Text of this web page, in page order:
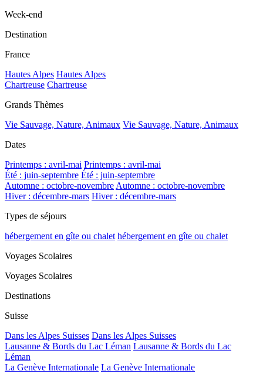
Week-end
Destination
France
Hautes Alpes Hautes Alpes
Chartreuse Chartreuse
Grands Thèmes
Vie Sauvage, Nature, Animaux Vie Sauvage, Nature, Animaux
Dates
Printemps : avril-mai Printemps : avril-mai
Été : juin-septembre Été : juin-septembre
Automne : octobre-novembre Automne : octobre-novembre
Hiver : décembre-mars Hiver : décembre-mars
Types de séjours
hébergement en gîte ou chalet hébergement en gîte ou chalet
Voyages Scolaires
Voyages Scolaires
Destinations
Suisse
Dans les Alpes Suisses Dans les Alpes Suisses
Lausanne & Bords du Lac Léman Lausanne & Bords du Lac
Léman
La Genève Internationale La Genève Internationale